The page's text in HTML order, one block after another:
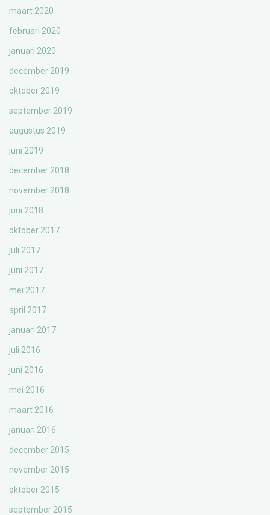
maart 2020
februari 2020
januari 2020
december 2019
oktober 2019
september 2019
augustus 2019
juni 2019
december 2018
november 2018
juni 2018
oktober 2017
juli 2017
juni 2017
mei 2017
april 2017
januari 2017
juli 2016
juni 2016
mei 2016
maart 2016
januari 2016
december 2015
november 2015
oktober 2015
september 2015